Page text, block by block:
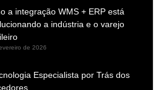
a integração WMS + ERP está
a indústria e o varejo
de 2026
Especialista por Trás dos